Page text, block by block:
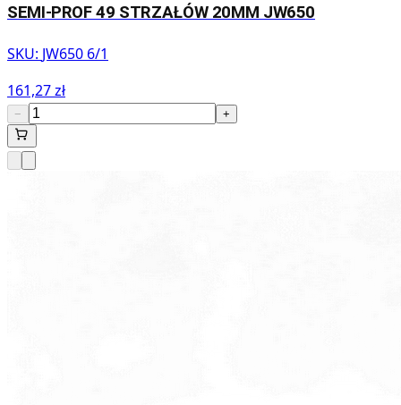
SEMI-PROF 49 STRZAŁÓW 20MM JW650
SKU: JW650 6/1
161,27 zł
− +